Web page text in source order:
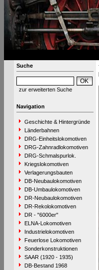
Suche
zur erweiterten Suche
Navigation
Geschichte & Hintergründe
Länderbahnen
DRG-Einheitslokomotiven
DRG-Zahnradlokomotiven
DRG-Schmalspurlok.
Kriegslokomotiven
Verlagerungsbauten
DB-Neubaulokomotiven
DB-Umbaulokomotiven
DR-Neubaulokomotiven
DR-Rekolokomotiven
DR - "6000er"
ELNA-Lokomotiven
Industrielokomotiven
Feuerlose Lokomotiven
Sonderkonstruktionen
SAAR (1920 - 1935)
DB-Bestand 1968